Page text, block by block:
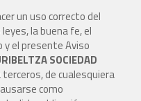
un uso correcto del
la buena fe, el
y el presente Aviso
SOCIEDAD
de cualesquiera
como